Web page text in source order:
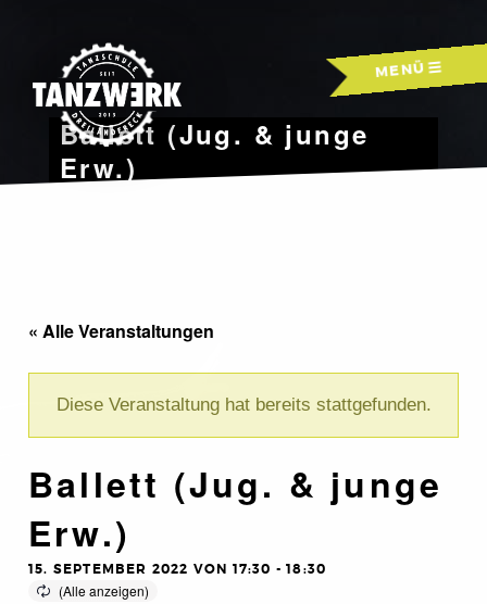
MENÜ
Ballett (Jug. & junge
Erw.)
« Alle Veranstaltungen
Diese Veranstaltung hat bereits stattgefunden.
Ballett (Jug. & junge
Erw.)
15. SEPTEMBER 2022 VON 17:30 -18:30